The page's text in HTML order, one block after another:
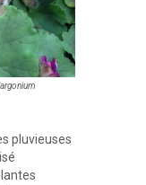
pluvieuses